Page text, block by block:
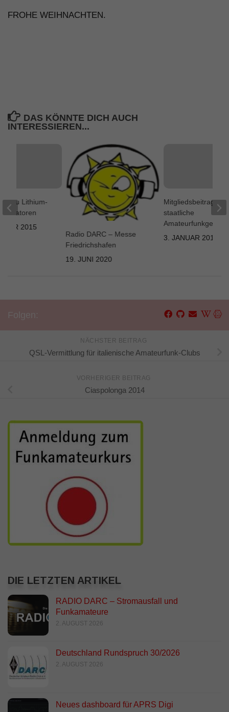
FROHE WEIHNACHTEN.
DAS KÖNNTE DICH AUCH
INTERESSIEREN...
Radio DARC – Messe
Friedrichshafen
19. JUNI 2020
Mitgliedsbeitrag
staatliche
3. JANUAR 2014
zu Lithium-
2015
NÄCHSTER BEITRAG
QSL-Vermittlung für italienische Amateurfunk-Clubs
VORHERIGER BEITRAG
Ciaspolonga 2014
DIE LETZTEN ARTIKEL
RADIO DARC – Stromausfall und
Funkamateure
2. AUGUST 2026
Deutschland Rundspruch 30/2026
2. AUGUST 2026
Neues dashboard für APRS Digi